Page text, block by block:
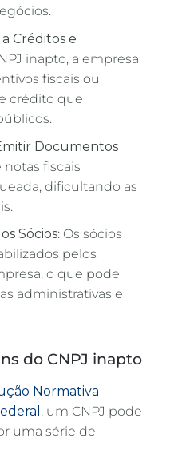
Créditos e
inapto, a empresa
fiscais ou
crédito que
Documentos
notas fiscais
dificultando as
Sócios: Os sócios
pelos
o que pode
administrativas e
do CNPJ inapto
Normativa
, um CNPJ pode
uma série de